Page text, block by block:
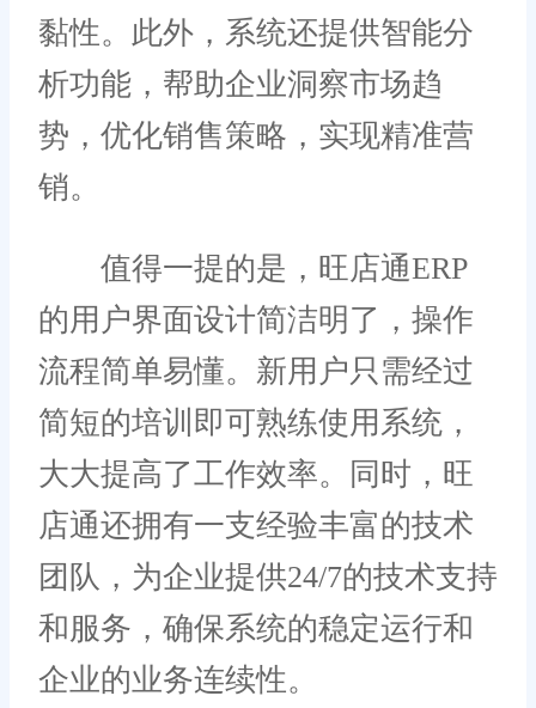
黏性。此外，系统还提供智能分
析功能，帮助企业洞察市场趋
势，优化销售策略，实现精准营
销。
值得一提的是，旺店通ERP
的用户界面设计简洁明了，操作
流程简单易懂。新用户只需经过
简短的培训即可熟练使用系统，
大大提高了工作效率。同时，旺
店通还拥有一支经验丰富的技术
团队，为企业提供24/7的技术支持
和服务，确保系统的稳定运行和
企业的业务连续性。